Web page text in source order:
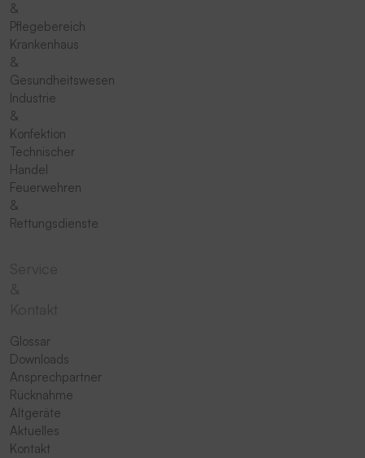
&
Pflegebereich
Krankenhaus
&
Gesundheitswesen
Industrie
&
Konfektion
Technischer
Handel
Feuerwehren
&
Rettungsdienste
Glossar
Downloads
Ansprechpartner
Rücknahme
Altgeräte
Aktuelles
Kontakt